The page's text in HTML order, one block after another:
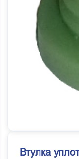
Втулка